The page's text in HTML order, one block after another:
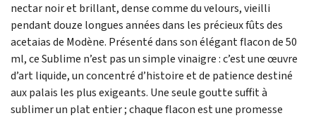
nectar noir et brillant, dense comme du velours, vieilli
pendant douze longues années dans les précieux fûts des
acetaias de Modène. Présenté dans son élégant flacon de 50
ml, ce Sublime n’est pas un simple vinaigre : c’est une œuvre
d’art liquide, un concentré d’histoire et de patience destiné
aux palais les plus exigeants. Une seule goutte suffit à
sublimer un plat entier ; chaque flacon est une promesse